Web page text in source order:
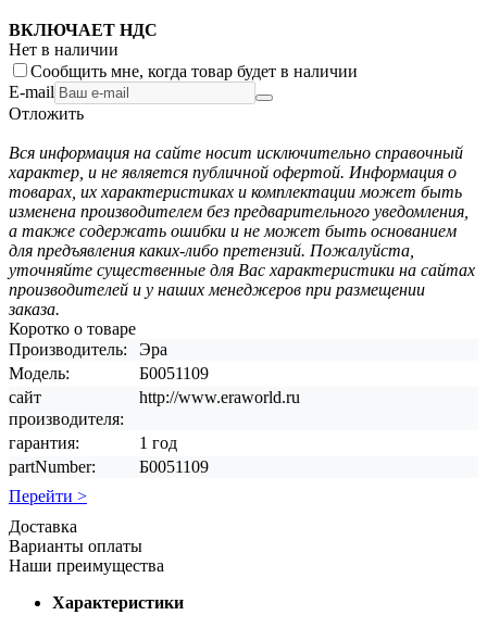
ВКЛЮЧАЕТ НДС
Нет в наличии
Сообщить мне, когда товар будет в наличии
E-mail
Отложить
Вся информация на сайте носит исключительно справочный
характер, и не является публичной офертой. Информация о
товарах, их характеристиках и комплектации может быть
изменена производителем без предварительного уведомления,
а также содержать ошибки и не может быть основанием
для предъявления каких-либо претензий. Пожалуйста,
уточняйте существенные для Вас характеристики на сайтах
производителей и у наших менеджеров при размещении
заказа.
Коротко о товаре
Производитель:
Эра
Модель:
Б0051109
сайт
производителя:
http://www.eraworld.ru
гарантия:
1 год
partNumber:
Б0051109
Перейти >
Доставка
Варианты оплаты
Наши преимущества
Характеристики